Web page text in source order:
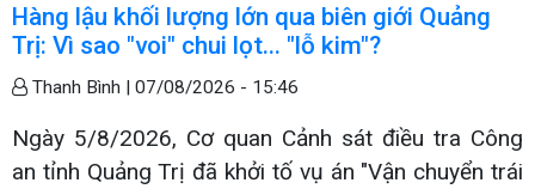
Hàng lậu khối lượng lớn qua biên giới Quảng
Trị: Vì sao "voi" chui lọt... "lỗ kim"?
Thanh Bình | 07/08/2026 - 15:46
Ngày 5/8/2026, Cơ quan Cảnh sát điều tra Công
an tỉnh Quảng Trị đã khởi tố vụ án "Vận chuyển trái